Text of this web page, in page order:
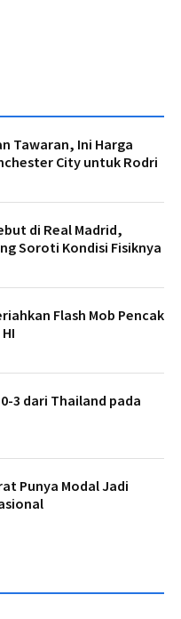
Tawaran, Ini Harga
City untuk Rodri
di Real Madrid,
Soroti Kondisi Fisiknya
Flash Mob Pencak
3 dari Thailand pada
Punya Modal Jadi